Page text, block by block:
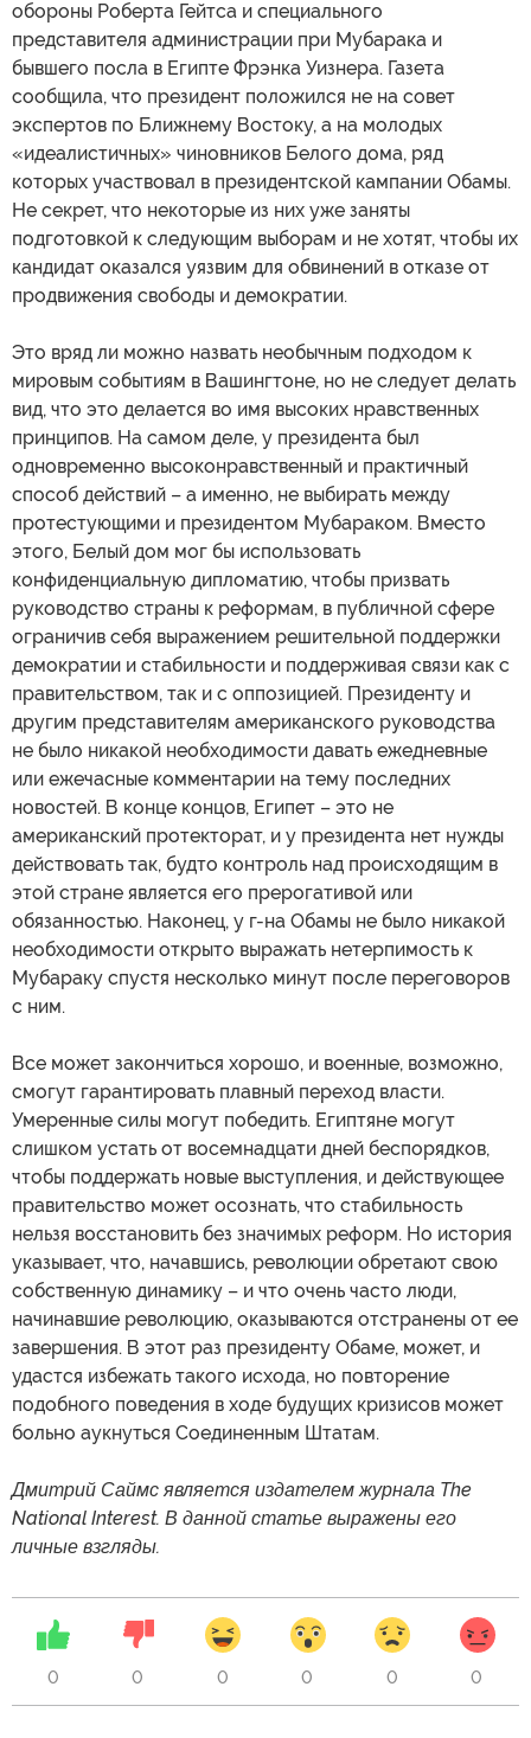
обороны Роберта Гейтса и специального
представителя администрации при Мубарака и
бывшего посла в Египте Фрэнка Уизнера. Газета
сообщила, что президент положился не на совет
экспертов по Ближнему Востоку, а на молодых
«идеалистичных» чиновников Белого дома, ряд
которых участвовал в президентской кампании Обамы.
Не секрет, что некоторые из них уже заняты
подготовкой к следующим выборам и не хотят, чтобы их
кандидат оказался уязвим для обвинений в отказе от
продвижения свободы и демократии.
Это вряд ли можно назвать необычным подходом к
мировым событиям в Вашингтоне, но не следует делать
вид, что это делается во имя высоких нравственных
принципов. На самом деле, у президента был
одновременно высоконравственный и практичный
способ действий – а именно, не выбирать между
протестующими и президентом Мубараком. Вместо
этого, Белый дом мог бы использовать
конфиденциальную дипломатию, чтобы призвать
руководство страны к реформам, в публичной сфере
ограничив себя выражением решительной поддержки
демократии и стабильности и поддерживая связи как с
правительством, так и с оппозицией. Президенту и
другим представителям американского руководства
не было никакой необходимости давать ежедневные
или ежечасные комментарии на тему последних
новостей. В конце концов, Египет – это не
американский протекторат, и у президента нет нужды
действовать так, будто контроль над происходящим в
этой стране является его прерогативой или
обязанностью. Наконец, у г-на Обамы не было никакой
необходимости открыто выражать нетерпимость к
Мубараку спустя несколько минут после переговоров
с ним.
Все может закончиться хорошо, и военные, возможно,
смогут гарантировать плавный переход власти.
Умеренные силы могут победить. Египтяне могут
слишком устать от восемнадцати дней беспорядков,
чтобы поддержать новые выступления, и действующее
правительство может осознать, что стабильность
нельзя восстановить без значимых реформ. Но история
указывает, что, начавшись, революции обретают свою
собственную динамику – и что очень часто люди,
начинавшие революцию, оказываются отстранены от ее
завершения. В этот раз президенту Обаме, может, и
удастся избежать такого исхода, но повторение
подобного поведения в ходе будущих кризисов может
больно аукнуться Соединенным Штатам.
Дмитрий Саймс является издателем журнала The
National Interest. В данной статье выражены его
личные взгляды.
0 0 0 0 0 0